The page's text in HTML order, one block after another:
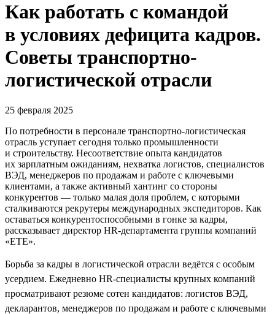
Как работать с командой
в условиях дефицита кадров.
Советы транспортно-
логистической отрасли
25 февраля 2025
По потребности в персонале транспортно-логистическая
отрасль уступает сегодня только промышленности
и строительству. Несоответствие опыта кандидатов
их зарплатным ожиданиям, нехватка логистов, специалистов
ВЭД, менеджеров по продажам и работе с ключевыми
клиентами, а также активный хантинг со стороны
конкурентов — только малая доля проблем, с которыми
сталкиваются рекрутеры международных экспедиторов. Как
оставаться конкурентоспособными в гонке за кадры,
рассказывает директор HR-департамента группы компаний
«ЕТЕ».
Борьба за кадры в логистической отрасли ведётся с особым
усердием. Ежедневно HR-специалисты крупных компаний
просматривают резюме сотен кандидатов: логистов ВЭД,
декларантов, менеджеров по продажам и работе с ключевыми